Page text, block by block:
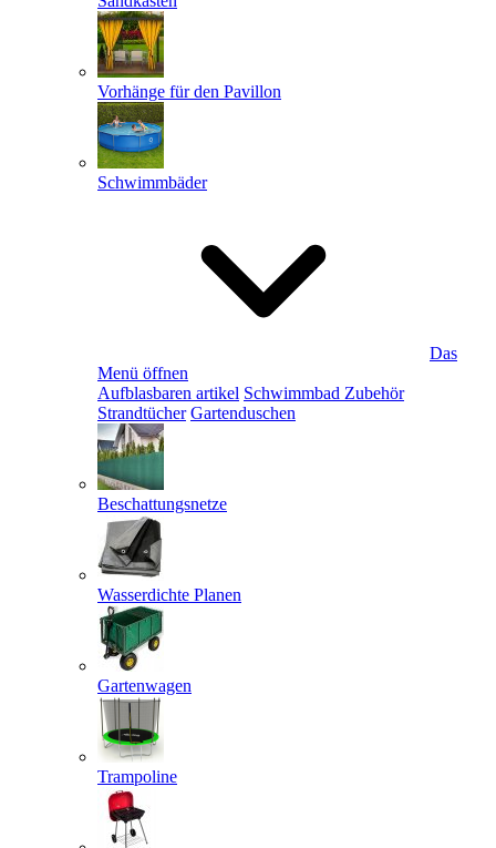
Vorhänge für den Pavillon
Schwimmbäder
Das
Menü öffnen
Aufblasbaren artikel Schwimmbad Zubehör
Strandtücher Gartenduschen
Beschattungsnetze
Wasserdichte Planen
Gartenwagen
Trampoline